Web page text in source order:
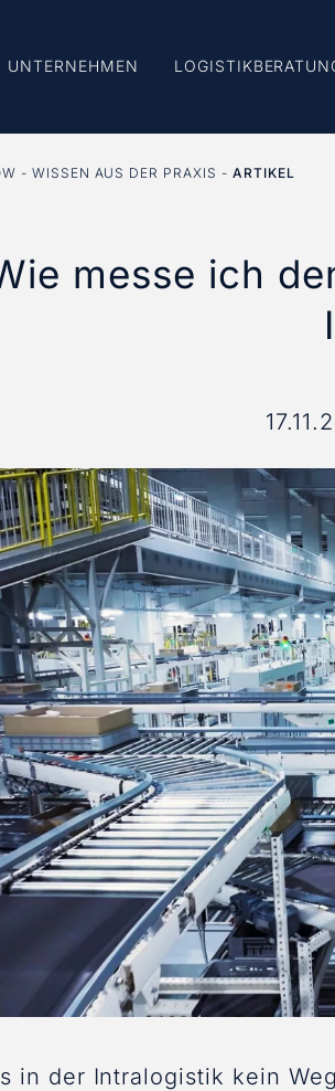
UNTERNEHMEN
WISSEN AUS DER PRAXIS ARTIKEL
messe ich
in der Intralogistik kein